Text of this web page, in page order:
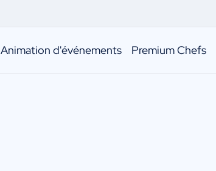
Animation d'événements Premium Chefs